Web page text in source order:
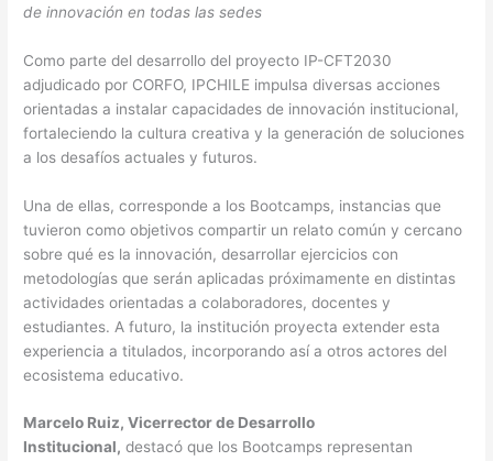
de innovación en todas las sedes
Como parte del desarrollo del proyecto IP-CFT2030
adjudicado por CORFO, IPCHILE impulsa diversas acciones
orientadas a instalar capacidades de innovación institucional,
fortaleciendo la cultura creativa y la generación de soluciones
a los desafíos actuales y futuros.
Una de ellas, corresponde a los Bootcamps, instancias que
tuvieron como objetivos compartir un relato común y cercano
sobre qué es la innovación, desarrollar ejercicios con
metodologías que serán aplicadas próximamente en distintas
actividades orientadas a colaboradores, docentes y
estudiantes. A futuro, la institución proyecta extender esta
experiencia a titulados, incorporando así a otros actores del
ecosistema educativo.
Marcelo Ruiz, Vicerrector de Desarrollo
Institucional, destacó que los Bootcamps representan